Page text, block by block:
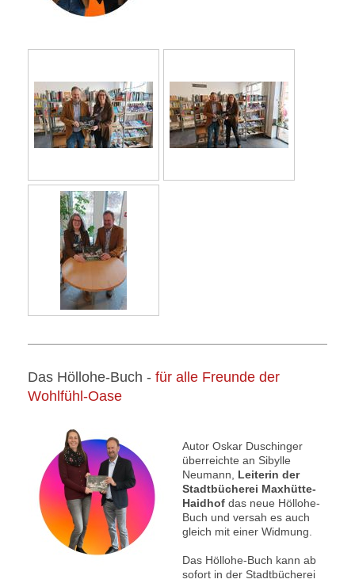
Das Höllohe-Buch - für alle Freunde der
Wohlfühl-Oase
Autor Oskar Duschinger
überreichte an Sibylle
Neumann, Leiterin der
Stadtbücherei Maxhütte-
Haidhof das neue Höllohe-
Buch und versah es auch
gleich mit einer Widmung.
Das Höllohe-Buch kann ab
sofort in der Stadtbücherei